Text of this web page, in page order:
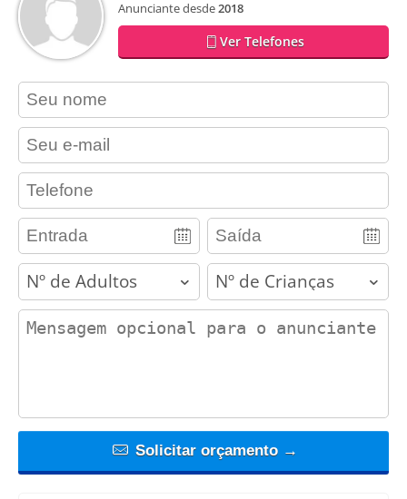
Anunciante desde2018
Ver Telefones
contact_name
contact_email
contact_phone
adults children
contact_message
Solicitar orçamento →